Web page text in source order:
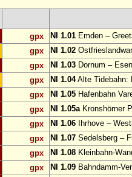
gpx NI 1.01 Emden –
gpx
NI 1.02
gpx
NI 1.03 Dornum –
gpx
NI 1.04Alte Tidebahn:
gpx
NI 1.05 Hafenbahn
gpx
NI 1.05aKronshörner
gpx
NI 1.06 Ihrhove –
gpx
NI 1.07 Sedelsberg –
gpx
NI 1.08 Kleinbahn-
gpx
NI 1.09 Bahndamm-